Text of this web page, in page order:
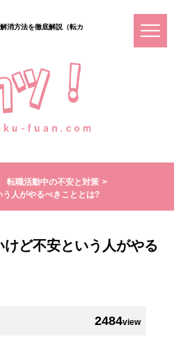
消方法を徹底解説（転カ
転職活動中の不安と対策
人がやるべきこととは?
ど不安という人がやる
2484view